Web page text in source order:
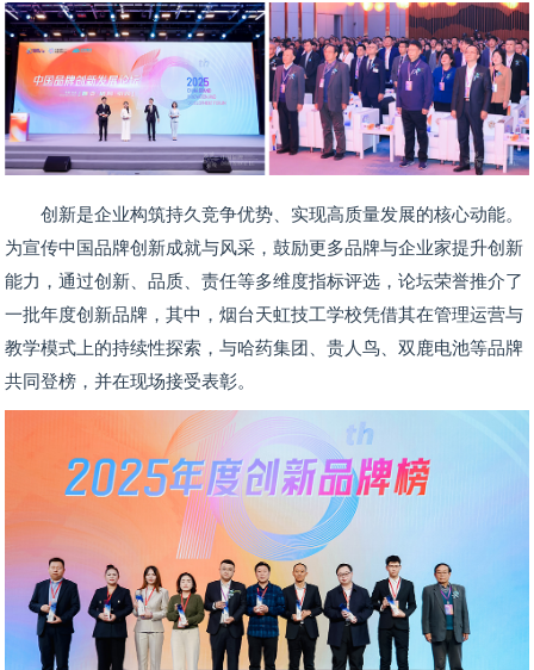
创新是企业构筑持久竞争优势、实现高质量发展的核心动能。
为宣传中国品牌创新成就与风采，鼓励更多品牌与企业家提升创新
能力，通过创新、品质、责任等多维度指标评选，论坛荣誉推介了
一批年度创新品牌，其中，烟台天虹技工学校凭借其在管理运营与
教学模式上的持续性探索，与哈药集团、贵人鸟、双鹿电池等品牌
共同登榜，并在现场接受表彰。